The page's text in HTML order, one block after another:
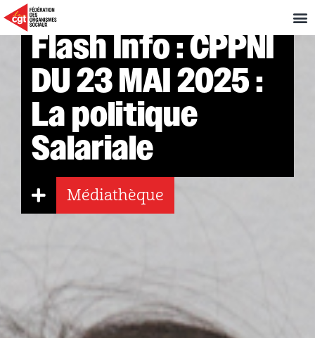
Flash Info : CPPNI
DU 23 MAI 2025 :
La politique
Salariale
Médiathèque